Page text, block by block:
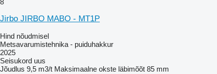
8
Jirbo JIRBO MABO - MT1P
Hind nõudmisel
Metsavarumistehnika - puiduhakkur
2025
Seisukord uus
Jõudlus 9,5 m3/t Maksimaalne okste läbimõõt 85 mm